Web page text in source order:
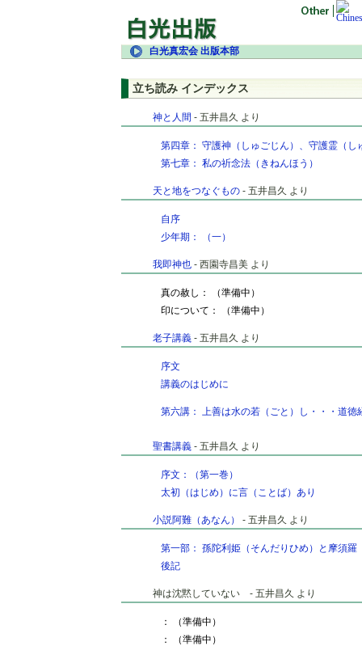
白光真宏会 出版本部
立ち読み インデックス
神と人間 - 五井昌久 より
第四章： 守護神（しゅごじん）、守護霊（し
第七章： 私の祈念法（きねんほう）
天と地をつなぐもの - 五井昌久 より
自序
少年期： （一）
我即神也 - 西園寺昌美 より
真の赦し： （準備中）
印について： （準備中）
老子講義 - 五井昌久 より
序文
講義のはじめに
第六講： 上善は水の若（ごと）し・・・道徳
聖書講義 - 五井昌久 より
序文：（第一巻）
太初（はじめ）に言（ことば）あり
小説阿難（あなん） - 五井昌久 より
第一部： 孫陀利姫（そんだりひめ）と摩須羅
後記
神は沈黙していない - 五井昌久 より
： （準備中）
： （準備中）